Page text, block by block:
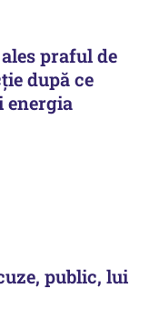
praful de
după ce
energia
public, lui